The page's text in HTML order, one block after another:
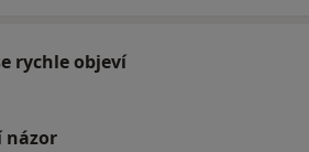
rychle objeví
názor